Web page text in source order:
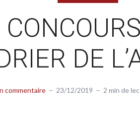
DE
commentaire 23/12/2019 2 min de